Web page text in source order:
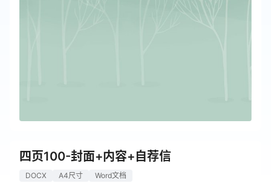
四页100-封面+内容+自荐信
DOCX A4尺寸 Word文档